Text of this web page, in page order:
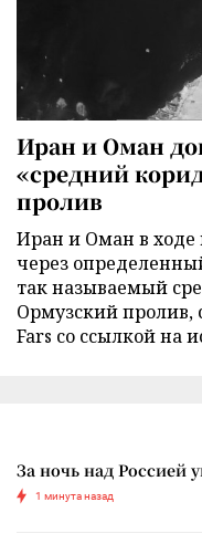
Иран и Оман
«средний
пролив
Иран и Оман в ходе
через
так называемый
Ормузский пролив,
Fars со ссылкой на
За ночь над Россией
1 минута назад